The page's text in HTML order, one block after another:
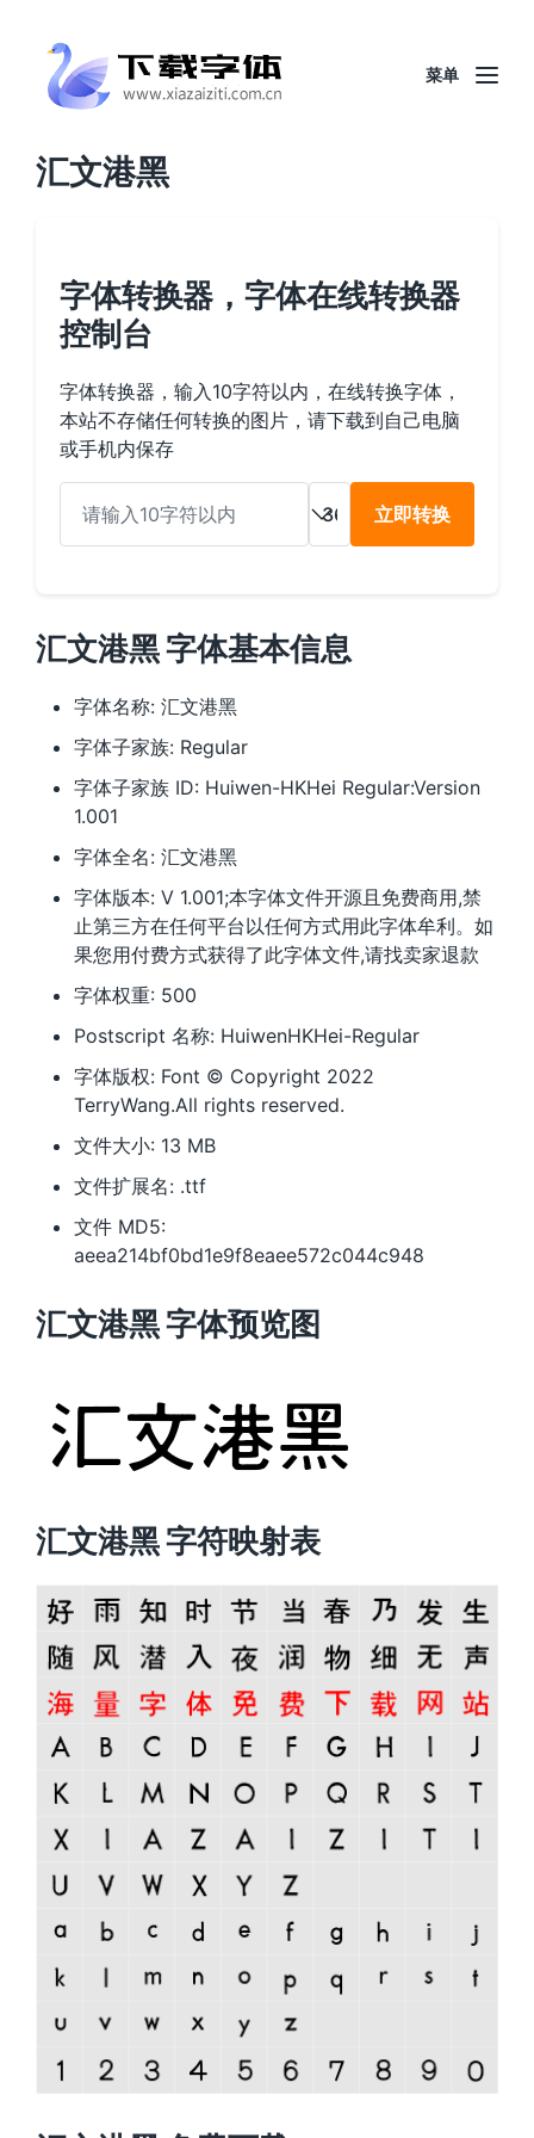
菜单
汇文港黑
字体转换器，字体在线转换器
控制台
字体转换器，输入10字符以内，在线转换字体，
本站不存储任何转换的图片，请下载到自己电脑
或手机内保存
立即转换
汇文港黑 字体基本信息
字体名称: 汇文港黑
字体子家族: Regular
字体子家族 ID: Huiwen-HKHei Regular:Version
1.001
字体全名: 汇文港黑
字体版本: V 1.001;本字体文件开源且免费商用,禁
止第三方在任何平台以任何方式用此字体牟利。如
果您用付费方式获得了此字体文件,请找卖家退款
字体权重: 500
Postscript 名称: HuiwenHKHei-Regular
字体版权: Font © Copyright 2022
TerryWang.All rights reserved.
文件大小: 13 MB
文件扩展名: .ttf
文件 MD5:
aeea214bf0bd1e9f8eaee572c044c948
汇文港黑 字体预览图
汇文港黑 字符映射表